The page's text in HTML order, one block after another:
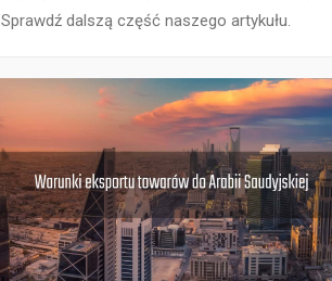
Sprawdź dalszą część naszego artykułu.